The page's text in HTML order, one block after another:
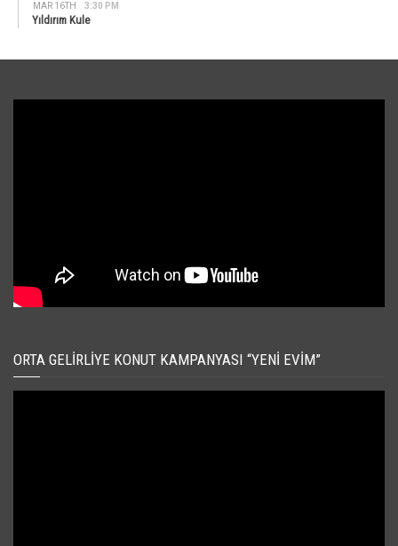
MAR 16TH 3:30 PM
Yıldırım Kule
ORTA GELIRLIYE KONUT KAMPANYASI “YENI EVIM”